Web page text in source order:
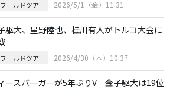
ールドツアー 2026/5/1（金）11:31
駆大、星野陸也、桂川有人がトルコ大会に
ールドツアー 2026/4/30（木）10:37
ースバーガーが5年ぶりV 金子駆大は19位